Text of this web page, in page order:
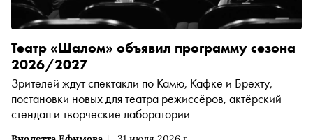
Театр «Шалом» объявил программу сезона
2026/2027
Зрителей ждут спектакли по Камю, Кафке и Брехту,
постановки новых для театра режиссёров, актёрский
стендап и творческие лаборатории